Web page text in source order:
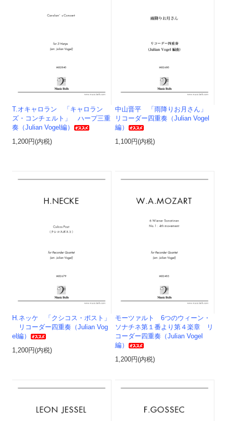
T.オキャロラン 「キャロラン
ズ・コンチェルト」 ハープ三重
奏（Julian Vogel編）
1,200円(内税)
中山晋平 「雨降りお月さん」
リコーダー四重奏（Julian Vogel
編）
1,100円(内税)
H.ネッケ 「クシコス・ポスト」
リコーダー四重奏（Julian Vog
el編）
1,200円(内税)
モーツァルト 6つのウィーン・
ソナチネ第１番より第４楽章 リ
コーダー四重奏（Julian Vogel
編）
1,200円(内税)